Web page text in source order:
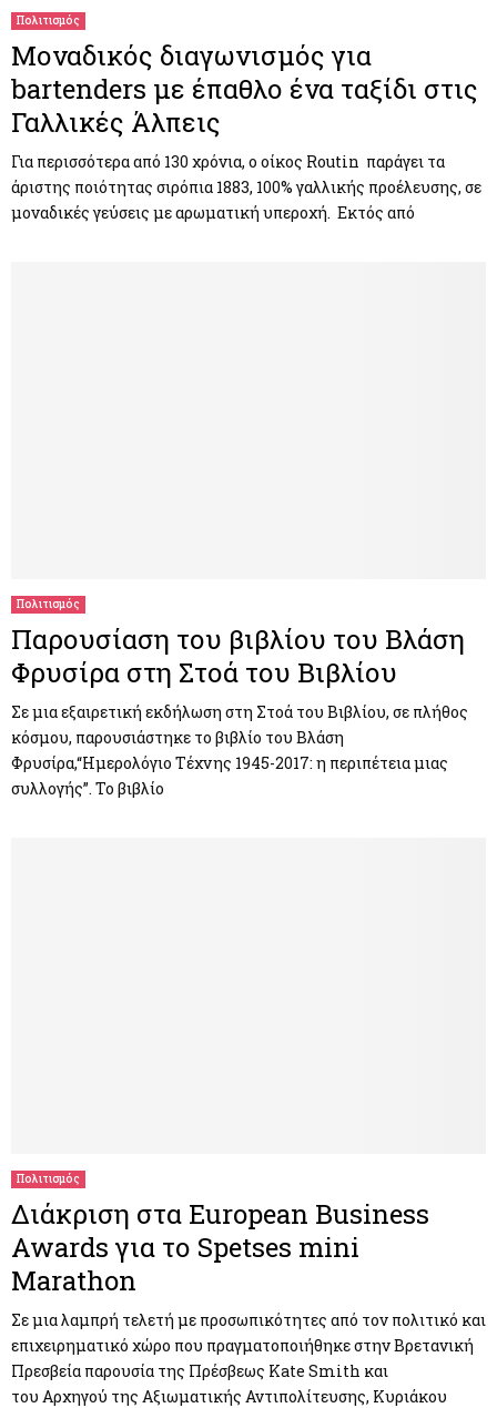
Πολιτισμός
Μοναδικός διαγωνισμός για
bartenders με έπαθλο ένα ταξίδι στις
Γαλλικές Άλπεις
Για περισσότερα από 130 χρόνια, ο οίκος Routin παράγει τα
άριστης ποιότητας σιρόπια 1883, 100% γαλλικής προέλευσης, σε
μοναδικές γεύσεις με αρωματική υπεροχή. Εκτός από
Πολιτισμός
Παρουσίαση του βιβλίου του Βλάση
Φρυσίρα στη Στοά του Βιβλίου
Σε μια εξαιρετική εκδήλωση στη Στοά του Βιβλίου, σε πλήθος
κόσμου, παρουσιάστηκε το βιβλίο του Βλάση
Φρυσίρα,“Ημερολόγιο Τέχνης 1945-2017: η περιπέτεια μιας
συλλογής”. Το βιβλίο
Πολιτισμός
Διάκριση στα European Business
Awards για το Spetses mini
Marathon
Σε μια λαμπρή τελετή με προσωπικότητες από τον πολιτικό και
επιχειρηματικό χώρο που πραγματοποιήθηκε στην Βρετανική
Πρεσβεία παρουσία της Πρέσβεως Kate Smith και
του Αρχηγού της Αξιωματικής Αντιπολίτευσης, Κυριάκου